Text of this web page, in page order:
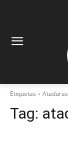
Etiquetas Ataduras
Tag: